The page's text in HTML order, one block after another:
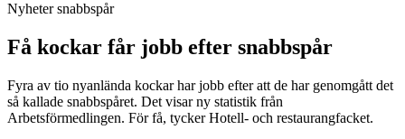
Nyhetersnabbspår
Få kockar får jobb efter snabbspår
Fyra av tio nyanlända kockar har jobb efter att de har genomgått det
så kallade snabbspåret. Det visar ny statistik från
Arbetsförmedlingen. För få, tycker Hotell- och restaurangfacket.